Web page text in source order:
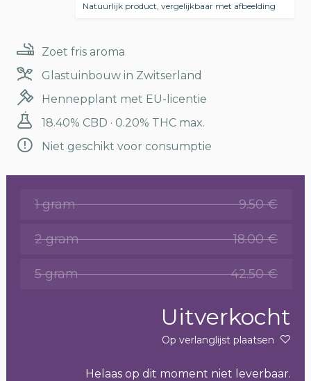
Natuurlijk product, vergelijkbaar met afbeelding
Zoet fris aroma
Glastuinbouw in Zwitserland
Hennepplant met EU-licentie
18.40% CBD · 0.20% THC max.
Niet geschikt voor consumptie
1 gram 9.50 €
2 gram 18.00 €
5 gram 42.50 €
Uitverkocht
Op verlanglijst plaatsen
Helaas op dit moment niet leverbaar.